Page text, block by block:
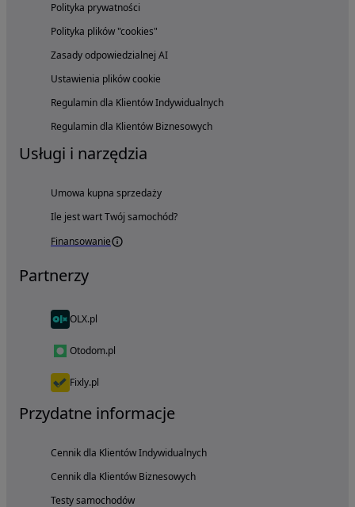
Polityka prywatności
Polityka plików "cookies"
Zasady odpowiedzialnej AI
Ustawienia plików cookie
Regulamin dla Klientów Indywidualnych
Regulamin dla Klientów Biznesowych
Usługi i narzędzia
Umowa kupna sprzedaży
Ile jest wart Twój samochód?
Finansowanie
Partnerzy
OLX.pl
Otodom.pl
Fixly.pl
Przydatne informacje
Cennik dla Klientów Indywidualnych
Cennik dla Klientów Biznesowych
Testy samochodów